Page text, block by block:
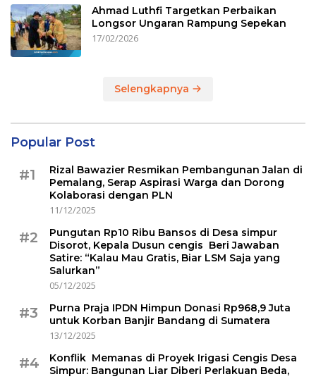
Ahmad Luthfi Targetkan Perbaikan
Longsor Ungaran Rampung Sepekan
17/02/2026
Selengkapnya
Popular Post
#1
Rizal Bawazier Resmikan Pembangunan Jalan di
Pemalang, Serap Aspirasi Warga dan Dorong
Kolaborasi dengan PLN
11/12/2025
#2
Pungutan Rp10 Ribu Bansos di Desa simpur
Disorot, Kepala Dusun cengis Beri Jawaban
Satire: “Kalau Mau Gratis, Biar LSM Saja yang
Salurkan”
05/12/2025
#3
Purna Praja IPDN Himpun Donasi Rp968,9 Juta
untuk Korban Banjir Bandang di Sumatera
13/12/2025
#4
Konflik Memanas di Proyek Irigasi Cengis Desa
Simpur: Bangunan Liar Diberi Perlakuan Beda,